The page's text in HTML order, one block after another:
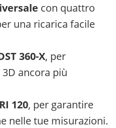
con quattro
una ricarica facile
360-X, per
ancora più
120, per garantire
nelle tue misurazioni.